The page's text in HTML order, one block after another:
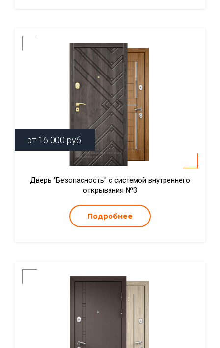
от 16 000 руб.
Дверь "Безопасность" с системой внутреннего
открывания №3
Подробнее